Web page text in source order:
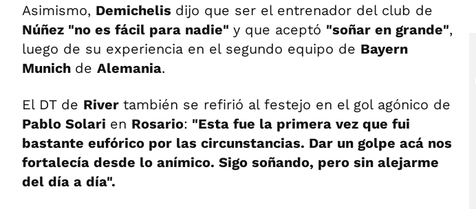
Asimismo, Demichelis dijo que ser el entrenador del club de
Núñez "no es fácil para nadie" y que aceptó "soñar en grande",
luego de su experiencia en el segundo equipo de Bayern
Munich de Alemania.
El DT de River también se refirió al festejo en el gol agónico de
Pablo Solari en Rosario: "Esta fue la primera vez que fui
bastante eufórico por las circunstancias. Dar un golpe acá nos
fortalecía desde lo anímico. Sigo soñando, pero sin alejarme
del día a día".